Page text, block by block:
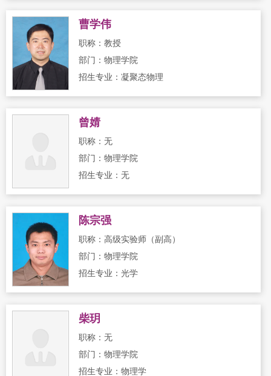
曹学伟
职称：教授
部门：物理学院
招生专业：凝聚态物理
曾婧
职称：无
部门：物理学院
招生专业：无
陈宗强
职称：高级实验师（副高）
部门：物理学院
招生专业：光学
柴玥
职称：无
部门：物理学院
招生专业：物理学